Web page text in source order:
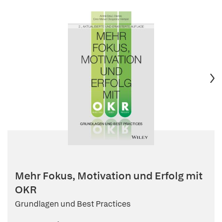
Mehr Fokus, Motivation und Erfolg mit
OKR
Grundlagen und Best Practices